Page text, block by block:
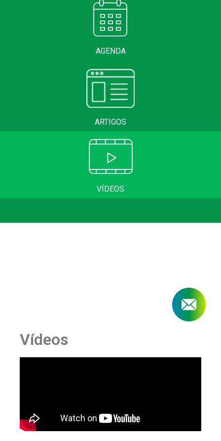
AGENDA
ARTIGOS
VÍDEOS
Vídeos